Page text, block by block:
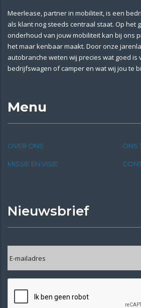
Meerlease, partner in mobiliteit, is een
als klant nog steeds centraal staat. Op het
onderhoud van jouw mobiliteit kan bij ons
het maar kenbaar maakt. Door onze
autobranche weten wij precies wat goed is
bedrijfswagen of camper en wat wij jou te
Menu
OVER ONS ONS
MISSIE EN VISIE
Nieuwsbrief
mailadres *
CAPTCHA